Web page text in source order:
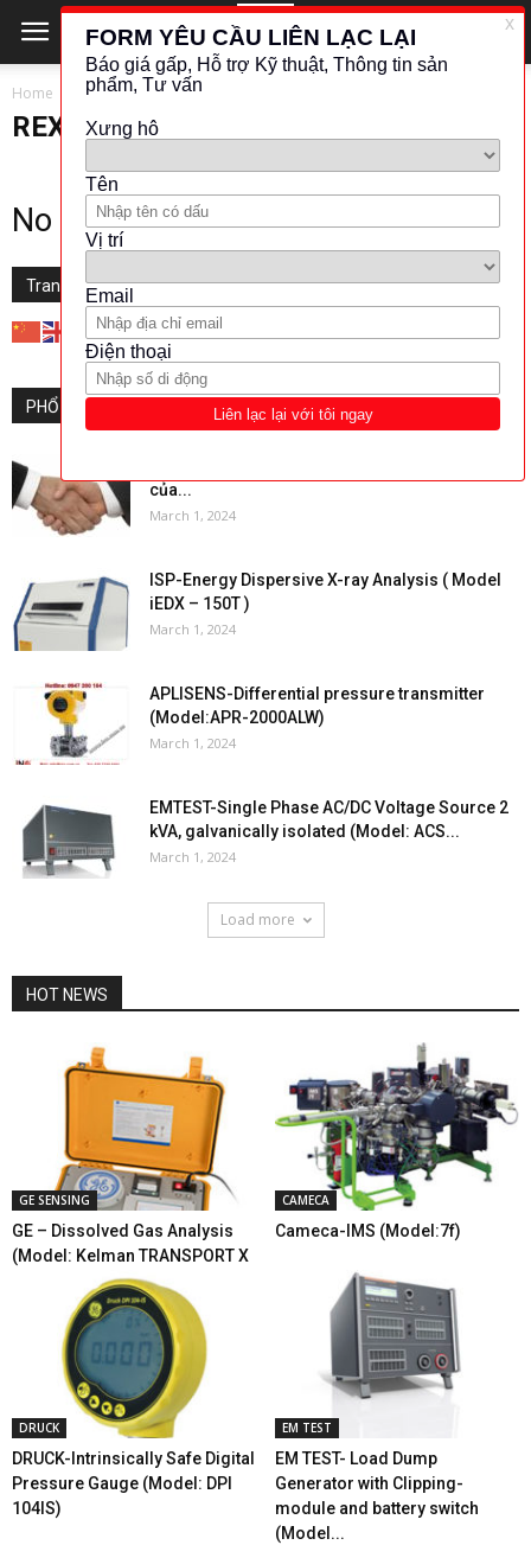
Home REXROTH
REXROTH
No posts to display
Translate this website
PHỔ BIẾN
của...
March 1, 2024
ISP-Energy Dispersive X-ray Analysis ( Model
iEDX – 150T )
March 1, 2024
APLISENS-Differential pressure transmitter
(Model:APR-2000ALW)
March 1, 2024
EMTEST-Single Phase AC/DC Voltage Source 2
kVA, galvanically isolated (Model: ACS...
March 1, 2024
Load more
HOT NEWS
GE SENSING
GE – Dissolved Gas Analysis
(Model: Kelman TRANSPORT X
CAMECA
Cameca-IMS (Model:7f)
DRUCK
DRUCK-Intrinsically Safe Digital
Pressure Gauge (Model: DPI
104IS)
EM TEST
EM TEST- Load Dump
Generator with Clipping-
module and battery switch
(Model...